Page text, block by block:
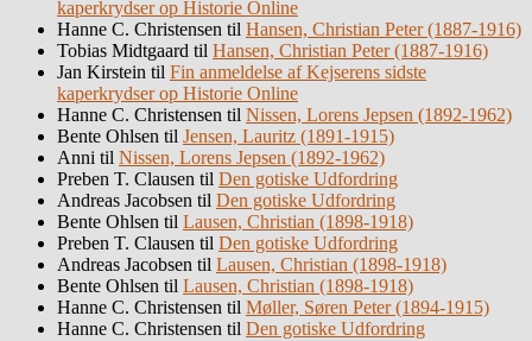
kaperkrydser op Historie Online
Hanne C. Christensen til Hansen, Christian Peter (1887-1916)
Tobias Midtgaard til Hansen, Christian Peter (1887-1916)
Jan Kirstein til Fin anmeldelse af Kejserens sidste
kaperkrydser op Historie Online
Hanne C. Christensen til Nissen, Lorens Jepsen (1892-1962)
Bente Ohlsen til Jensen, Lauritz (1891-1915)
Anni til Nissen, Lorens Jepsen (1892-1962)
Preben T. Clausen til Den gotiske Udfordring
Andreas Jacobsen til Den gotiske Udfordring
Bente Ohlsen til Lausen, Christian (1898-1918)
Preben T. Clausen til Den gotiske Udfordring
Andreas Jacobsen til Lausen, Christian (1898-1918)
Bente Ohlsen til Lausen, Christian (1898-1918)
Hanne C. Christensen til Møller, Søren Peter (1894-1915)
Hanne C. Christensen til Den gotiske Udfordring